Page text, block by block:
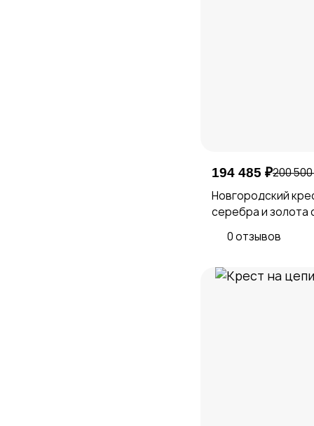
194 485 ₽200
Новгородский
серебра и золота
0 отзывов